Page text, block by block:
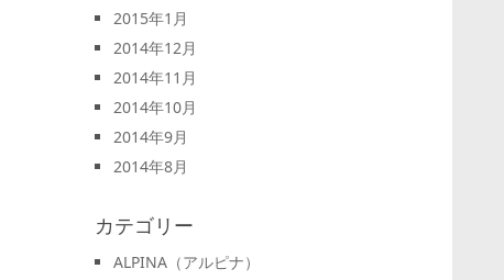
2015年1月
2014年12月
2014年11月
2014年10月
2014年9月
2014年8月
カテゴリー
ALPINA（アルピナ）